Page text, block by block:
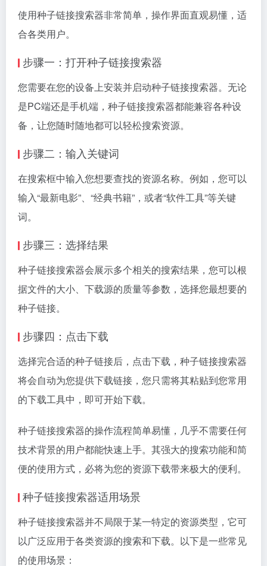
使用种子链接搜索器非常简单，操作界面直观易懂，适
合各类用户。
步骤一：打开种子链接搜索器
您需要在您的设备上安装并启动种子链接搜索器。无论
是PC端还是手机端，种子链接搜索器都能兼容各种设
备，让您随时随地都可以轻松搜索资源。
步骤二：输入关键词
在搜索框中输入您想要查找的资源名称。例如，您可以
输入“最新电影”、“经典书籍”，或者“软件工具”等关键
词。
步骤三：选择结果
种子链接搜索器会展示多个相关的搜索结果，您可以根
据文件的大小、下载源的质量等参数，选择您最想要的
种子链接。
步骤四：点击下载
选择完合适的种子链接后，点击下载，种子链接搜索器
将会自动为您提供下载链接，您只需将其粘贴到您常用
的下载工具中，即可开始下载。
种子链接搜索器的操作流程简单易懂，几乎不需要任何
技术背景的用户都能快速上手。其强大的搜索功能和简
便的使用方式，必将为您的资源下载带来极大的便利。
种子链接搜索器适用场景
种子链接搜索器并不局限于某一特定的资源类型，它可
以广泛应用于各类资源的搜索和下载。以下是一些常见
的使用场景：